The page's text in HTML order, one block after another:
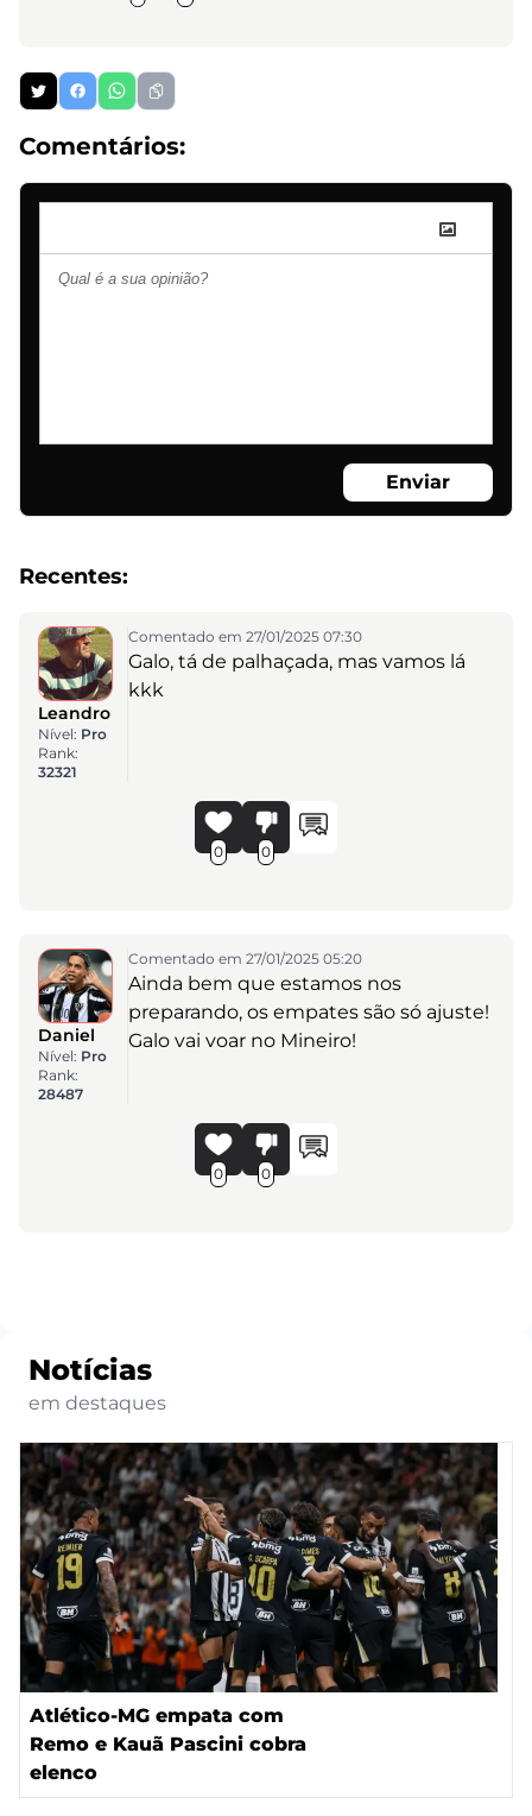
Comentários:
Enviar
Recentes:
Leandro
Nível: Pro
Rank:
32321
Comentado em 27/01/2025 07:30
Galo, tá de palhaçada, mas vamos lá
kkk
0 0
Daniel
Nível: Pro
Rank:
28487
Comentado em 27/01/2025 05:20
Ainda bem que estamos nos
preparando, os empates são só ajuste!
Galo vai voar no Mineiro!
0 0
Notícias
em destaques
Atlético-MG empata com
Remo e Kauã Pascini cobra
elenco